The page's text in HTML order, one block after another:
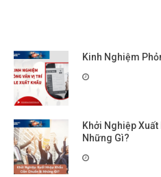
Kinh Nghiệm
Khởi Nghiệp Xuất
Những Gì?